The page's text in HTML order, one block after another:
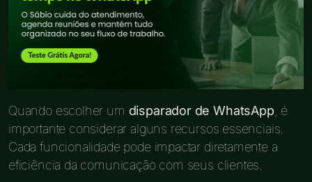
Quando escolher um disparador de WhatsApp , é
importante considerar alguns recursos essenciais.
Cada funcionalidade pode impactar diretamente a
eficiência da comunicação com seus clientes.